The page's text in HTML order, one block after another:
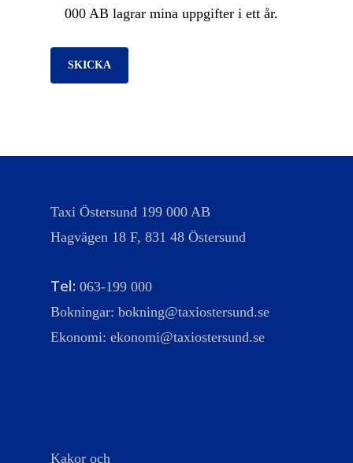
000 AB lagrar mina uppgifter i ett år.
Taxi Östersund 199 000 AB
Hagvägen 18 F, 831 48 Östersund
Tel: 063-199 000
Bokningar: bokning@taxiostersund.se
Ekonomi: ekonomi@taxiostersund.se
Kakor och